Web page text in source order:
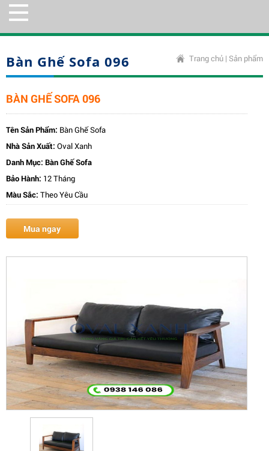
Bàn Ghế Sofa 096 Trang chủ | Sản phẩm
BÀN GHẾ SOFA 096
Tên Sản Phẩm: Bàn Ghế Sofa
Nhà Sản Xuất: Oval Xanh
Danh Mục: Bàn Ghế Sofa
Bảo Hành: 12 Tháng
Màu Sắc: Theo Yêu Cầu
Mua ngay